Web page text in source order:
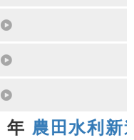
農田水利新進